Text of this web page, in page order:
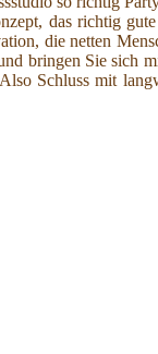
das richtig
die netten
bringen Sie sich
Schluss mit